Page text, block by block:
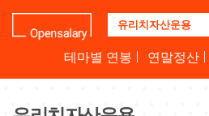
업
명
테마별 연봉 연말정산